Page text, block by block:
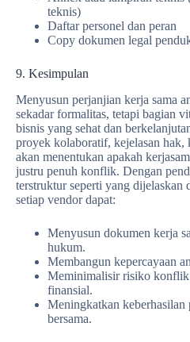
teknis)
Daftar personel dan peran
Copy dokumen legal
9. Kesimpulan
Menyusun perjanjian kerja sama
sekadar formalitas, tetapi bagian
bisnis yang sehat dan
proyek kolaboratif, kejelasan hak,
akan menentukan apakah
justru penuh konflik. Dengan
terstruktur seperti yang dijelaskan
setiap vendor dapat:
Menyusun dokumen kerja
hukum.
Membangun kepercayaan
Meminimalisir risiko konflik
finansial.
Meningkatkan keberhasilan
bersama.